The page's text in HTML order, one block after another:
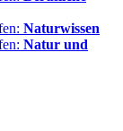
Naturwissen
Natur und